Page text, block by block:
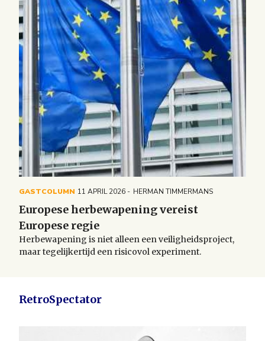
GASTCOLUMN 11 APRIL 2026 HERMAN TIMMERMANS
Europese herbewapening vereist
Europese regie
Herbewapening is niet alleen een veiligheidsproject,
maar tegelijkertijd een risicovol experiment.
RetroSpectator